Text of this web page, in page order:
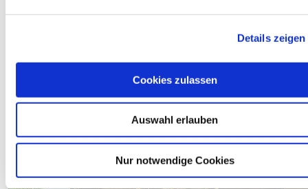
Details zeigen
Cookies zulassen
Auswahl erlauben
Nur notwendige Cookies
Haushaltseinkommen von 90.000 € mit einem Ergänzungskredit